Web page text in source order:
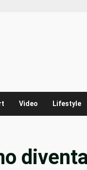
Video Lifestyle